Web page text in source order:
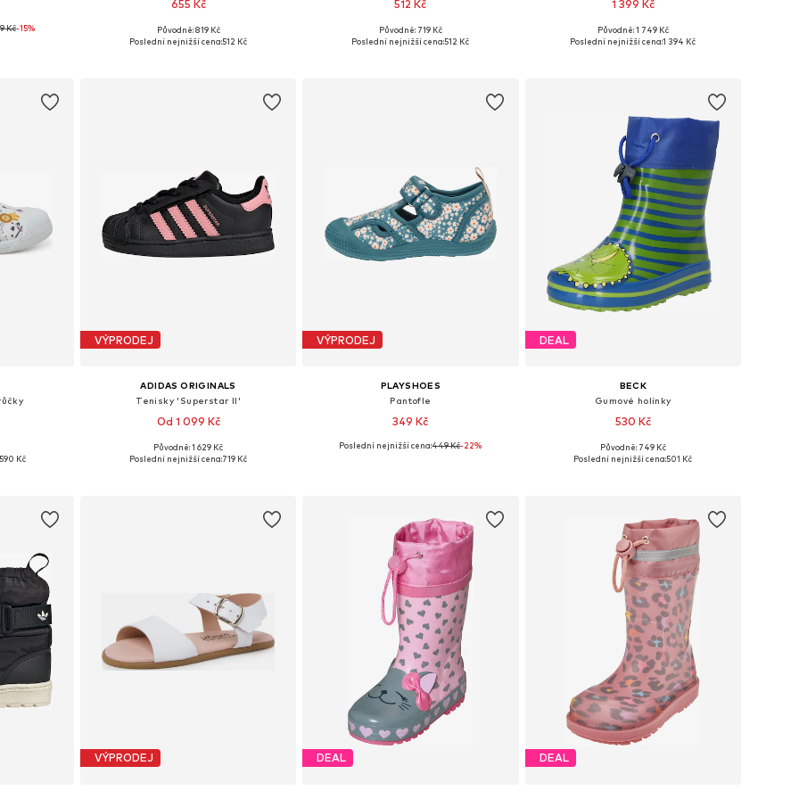
Kč-15%
655 Kč
Dostupné v mnoha velikostech
Původně: 819 Kč
Poslední nejnižší cena:512 Kč
512 Kč
Dostupné v mnoha velikostech
Původně: 719 Kč
Poslední nejnižší cena:512 Kč
1 399 Kč
Dostupné velikosti: 21, 22, 23, 24, 25, 26
Původně: 1 749 Kč
Poslední nejnižší cena:1 394 Kč
23, 26
Kč
VÝPRODEJ
ADIDAS ORIGINALS
Tenisky 'Superstar II'
Od 1 099 Kč
Dostupné v mnoha velikostech
Původně: 1 629 Kč
Poslední nejnižší cena:719 Kč
VÝPRODEJ
PLAYSHOES
Pantofle
349 Kč
Dostupné v mnoha velikostech
Poslední nejnižší cena:449 Kč-22%
DEAL
BECK
Gumové holínky
530 Kč
Dostupné v mnoha velikostech
Původně: 749 Kč
Poslední nejnižší cena:501 Kč
VÝPRODEJ DEAL DEAL